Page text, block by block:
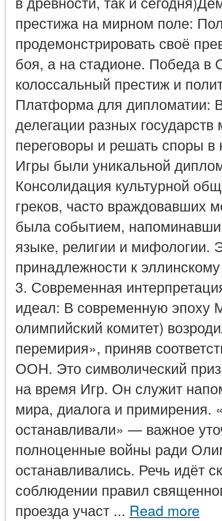
престижа на мирном поле:
продемонстрировать своё
боя, а на стадионе. Победа в
колоссальный престиж и
Платформа для дипломатии:
делегации разных государств
переговоры и решать споры в
Игры были уникальной
Консолидация культурной
греков, часто враждовавших
была событием,
языке, религии и мифологии.
принадлежности к
3. Современная
идеал: В современную
олимпийский комитет)
перемирия», приняв
ООН. Это символический
на время Игр. Он служит
мира, диалога и примирения.
останавливали» — важное
полноценные войны ради
останавливались. Речь идёт
соблюдении правил
проезда участ ... Read more